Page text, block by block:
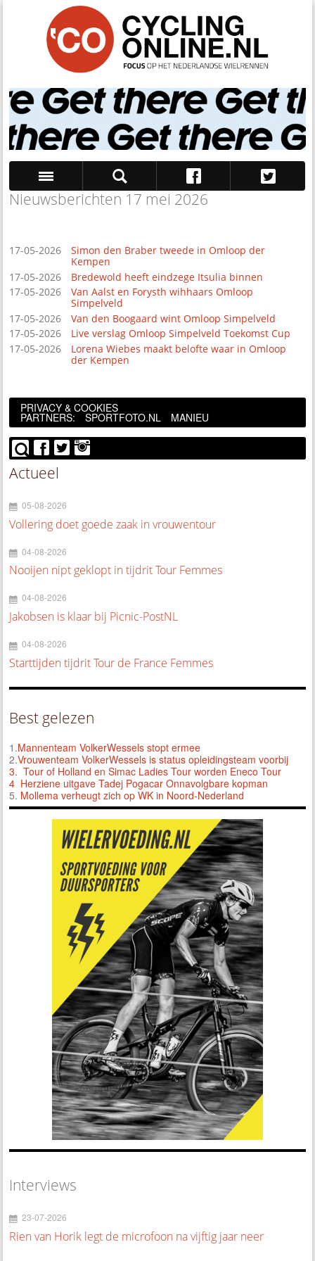
Nieuwsberichten 17 mei 2026
17-05-2026
Simon den Braber tweede in Omloop der
Kempen
17-05-2026
Bredewold heeft eindzege Itsulia binnen
17-05-2026
Van Aalst en Forysth wihhaars Omloop
Simpelveld
17-05-2026
Van den Boogaard wint Omloop Simpelveld
17-05-2026
Live verslag Omloop Simpelveld Toekomst Cup
17-05-2026
Lorena Wiebes maakt belofte waar in Omloop
der Kempen
PRIVACY & COOKIES
PARTNERS: SPORTFOTO.NL MANIEU
Actueel
05-08-2026
Vollering doet goede zaak in vrouwentour
04-08-2026
Nooijen nipt geklopt in tijdrit Tour Femmes
04-08-2026
Jakobsen is klaar bij Picnic-PostNL
04-08-2026
Starttijden tijdrit Tour de France Femmes
Best gelezen
1.Mannenteam VolkerWessels stopt ermee
2.Vrouwenteam VolkerWessels is status opleidingsteam voorbij
3. Tour of Holland en Simac Ladies Tour worden Eneco Tour
4 Herziene uitgave Tadej Pogacar Onnavolgbare kopman
5. Mollema verheugt zich op WK in Noord-Nederland
Interviews
23-07-2026
Rien van Horik legt de microfoon na vijftig jaar neer